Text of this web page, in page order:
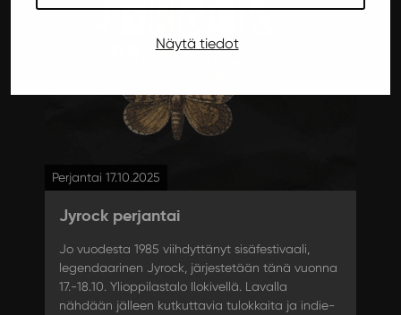
Näytä tiedot
Perjantai 17.10.2025
Jyrock perjantai
Jo vuodesta 1985 viihdyttänyt sisäfestivaali,
legendaarinen Jyrock, järjestetään tänä vuonna
17.-18.10. Ylioppilastalo Ilokivellä. Lavalla
nähdään jälleen kutkuttavia tulokkaita ja indie-